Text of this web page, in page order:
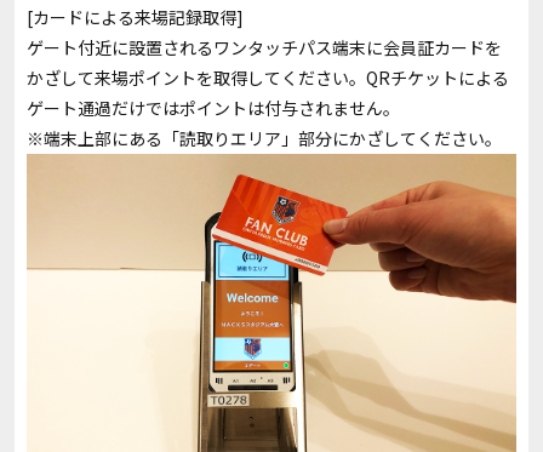
[カードによる来場記録取得]
ゲート付近に設置されるワンタッチパス端末に会員証カードを
かざして来場ポイントを取得してください。QRチケットによる
ゲート通過だけではポイントは付与されません。
※端末上部にある「読取りエリア」部分にかざしてください。